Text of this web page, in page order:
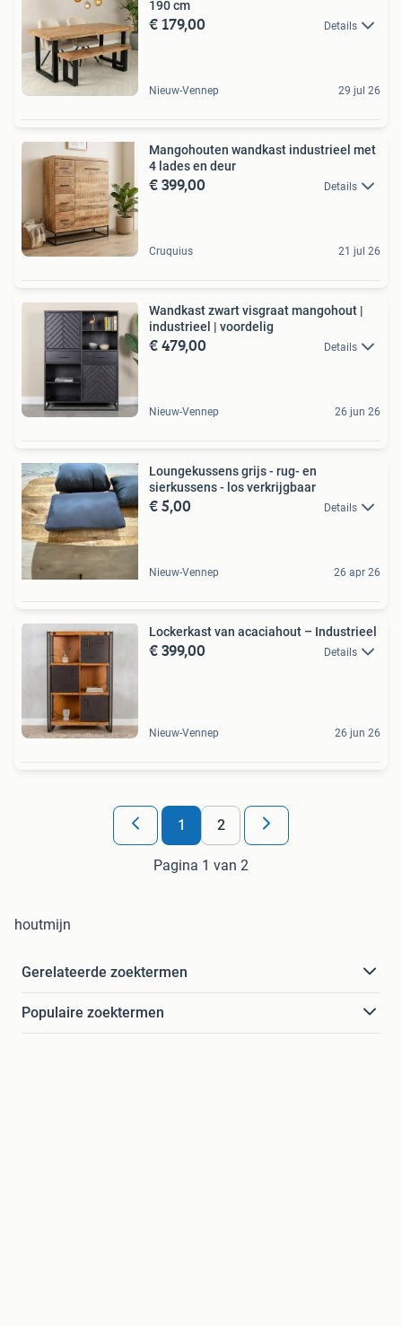
190 cm
€ 179,00 Details
Nieuw-Vennep 29 jul 26
Mangohouten wandkast industrieel met
4 lades en deur
€ 399,00 Details
Cruquius 21 jul 26
Wandkast zwart visgraat mangohout |
industrieel | voordelig
€ 479,00 Details
Nieuw-Vennep 26 jun 26
Loungekussens grijs - rug- en
sierkussens - los verkrijgbaar
€ 5,00 Details
Nieuw-Vennep 26 apr 26
Lockerkast van acaciahout – Industrieel
€ 399,00 Details
Nieuw-Vennep 26 jun 26
1 2
Pagina 1 van 2
houtmijn
Gerelateerde zoektermen
Populaire zoektermen